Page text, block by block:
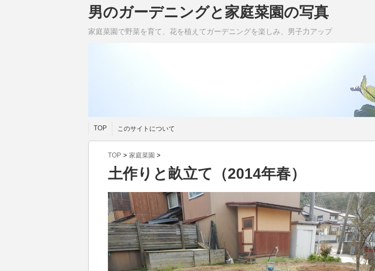
男のガーデニングと家庭菜園の写真
家庭菜園で野菜を育て、花を植えてガーデニングを楽しみ、男子力アップ
TOP このサイトについて
TOP > 家庭菜園 >
土作りと畝立て（2014年春）